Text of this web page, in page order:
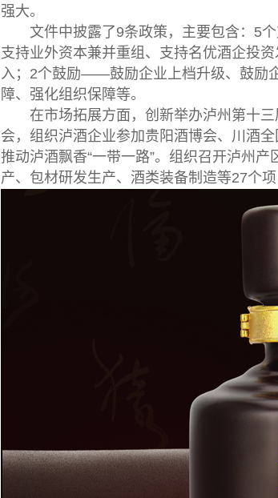
强大。
文件中披露了9条政策，主要包含：5个
支持业外资本兼并重组、支持名优酒企投
入；2个鼓励——鼓励企业上档升级、鼓励
障、强化组织保障等。
在市场拓展方面，创新举办泸州第十三
会，组织泸酒企业参加贵阳酒博会、川酒
推动泸酒飘香“一带一路”。组织召开泸州
产、包材研发生产、酒类装备制造等27个